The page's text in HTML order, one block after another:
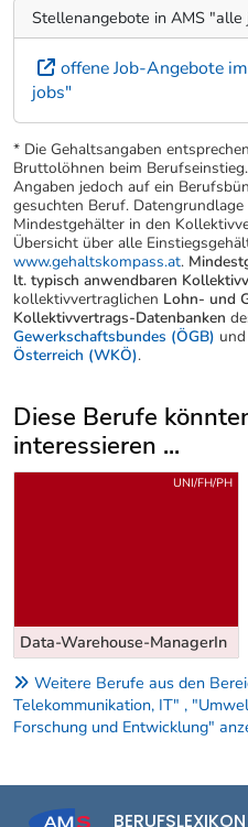
Stellenangebote in AMS "alle
offene Job-Angebote
jobs"
* Die Gehaltsangaben
Bruttolöhnen beim
Angaben jedoch auf ein
gesuchten Beruf.
Mindestgehälter in den
Übersicht über alle
www.gehaltskompass.at.
lt. typisch anwendbaren
kollektivvertraglichen Lohn- und
Kollektivvertrags-Datenbanken
Gewerkschaftsbundes (ÖGB)
Österreich (WKÖ).
Diese Berufe
interessieren ...
Uber weitere Berufsvorschläge
Warehouse-ManagerIn
UNI/FH/PH
Weitere Berufe aus den
Telekommunikation, IT" ,
Forschung und Entwicklung"
BERUFSLEXIKON